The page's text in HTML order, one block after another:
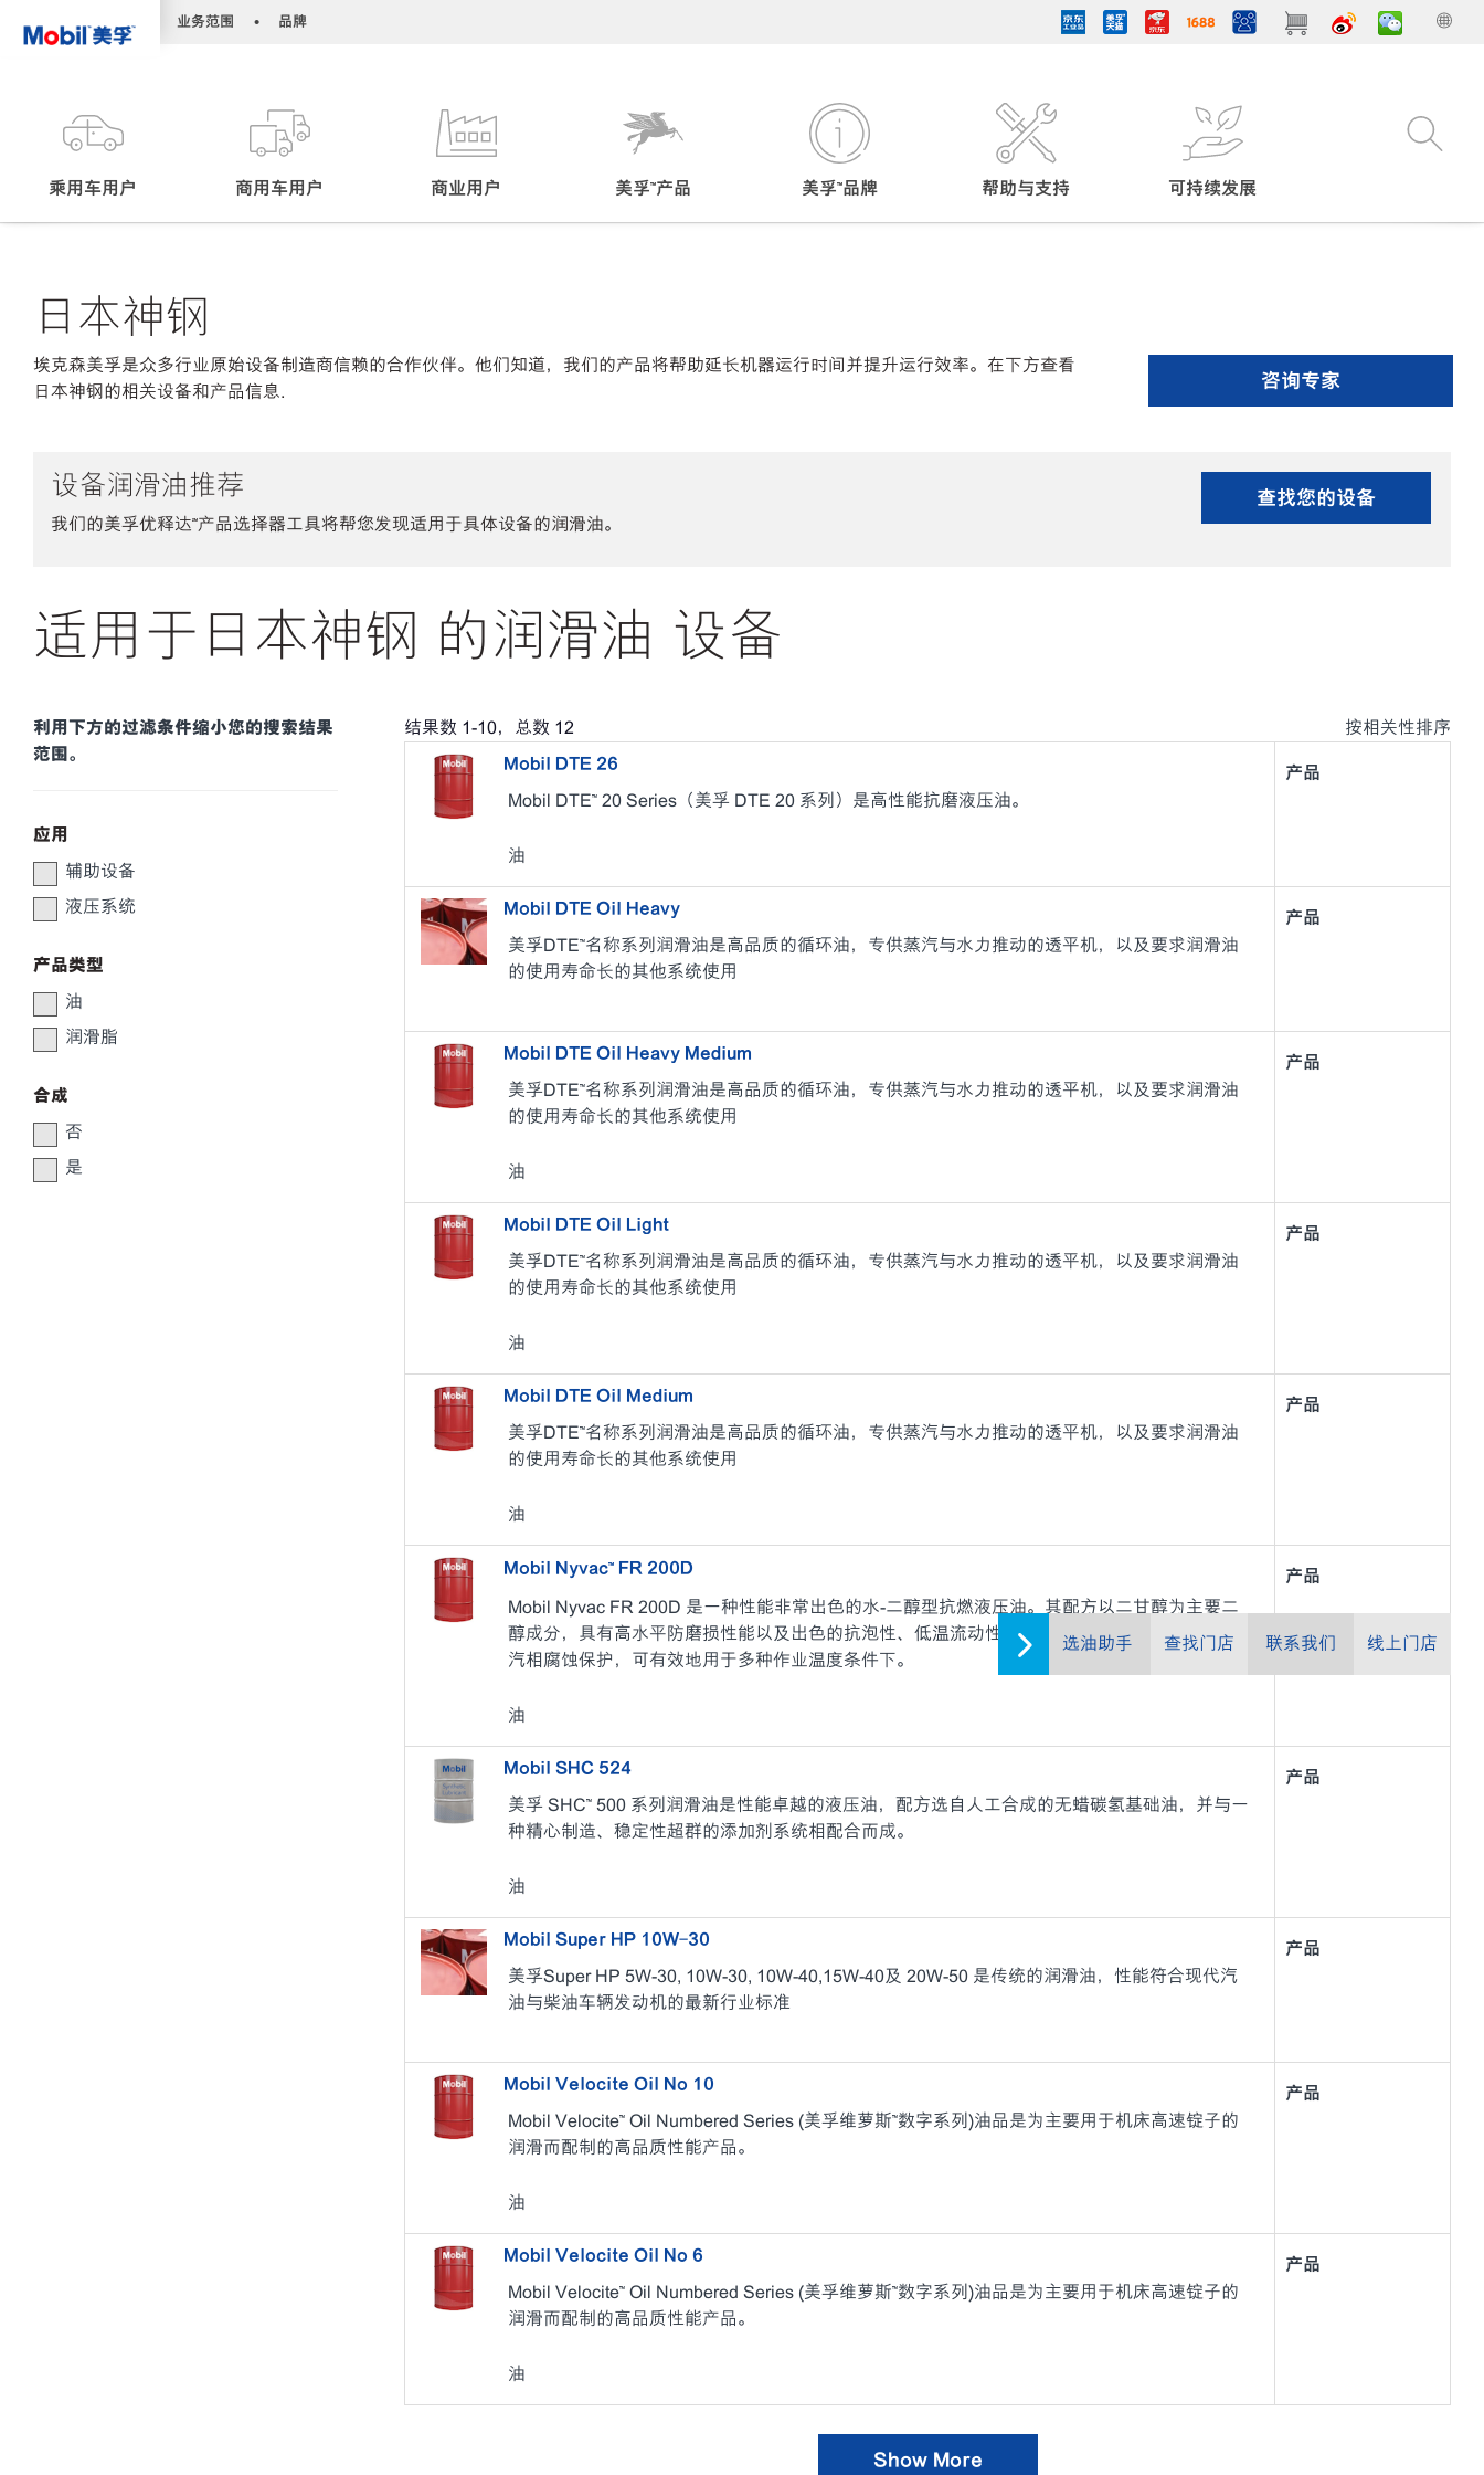
业务范围 • 品牌
乘用车用户 商用车用户 商业用户 美孚™产品 美孚™品牌 帮助与支持 可持续发展
选油助手 查找门店 联系我们 线上门店
日本神钢
埃克森美孚是众多行业原始设备制造商信赖的合作伙伴。他们知道，我们的产品将帮助延长机器运行时间并提升运行效率。在下方查看
日本神钢的相关设备和产品信息.
咨询专家
设备润滑油推荐
我们的美孚优释达℠产品选择器工具将帮您发现适用于具体设备的润滑油。
查找您的设备
适用于日本神钢 的润滑油 设备
利用下方的过滤条件缩小您的搜索结果
范围。
应用
辅助设备
液压系统
产品类型
油
润滑脂
合成
否
是
结果数 1-10，总数 12 按相关性排序
Mobil DTE 26
Mobil DTE™ 20 Series（美孚 DTE 20 系列）是高性能抗磨液压油。
油
产品
Mobil DTE Oil Heavy
美孚DTE™名称系列润滑油是高品质的循环油，专供蒸汽与水力推动的透平机，以及要求润滑油
的使用寿命长的其他系统使用
产品
Mobil DTE Oil Heavy Medium
美孚DTE™名称系列润滑油是高品质的循环油，专供蒸汽与水力推动的透平机，以及要求润滑油
的使用寿命长的其他系统使用
油
产品
Mobil DTE Oil Light
美孚DTE™名称系列润滑油是高品质的循环油，专供蒸汽与水力推动的透平机，以及要求润滑油
的使用寿命长的其他系统使用
油
产品
Mobil DTE Oil Medium
美孚DTE™名称系列润滑油是高品质的循环油，专供蒸汽与水力推动的透平机，以及要求润滑油
的使用寿命长的其他系统使用
油
产品
Mobil Nyvac™ FR 200D
Mobil Nyvac FR 200D 是一种性能非常出色的水-二醇型抗燃液压油。其配方以二甘醇为主要二
醇成分，具有高水平防磨损性能以及出色的抗泡性、低温流动性和储存稳定性，可提供防锈和防
汽相腐蚀保护，可有效地用于多种作业温度条件下。
油
产品
Mobil SHC 524
美孚 SHC™ 500 系列润滑油是性能卓越的液压油，配方选自人工合成的无蜡碳氢基础油，并与一
种精心制造、稳定性超群的添加剂系统相配合而成。
油
产品
Mobil Super HP 10W-30
美孚Super HP 5W-30, 10W-30, 10W-40,15W-40及 20W-50 是传统的润滑油，性能符合现代汽
油与柴油车辆发动机的最新行业标准
产品
Mobil Velocite Oil No 10
Mobil Velocite™ Oil Numbered Series (美孚维萝斯™数字系列)油品是为主要用于机床高速锭子的
润滑而配制的高品质性能产品。
油
产品
Mobil Velocite Oil No 6
Mobil Velocite™ Oil Numbered Series (美孚维萝斯™数字系列)油品是为主要用于机床高速锭子的
润滑而配制的高品质性能产品。
油
产品
Show More